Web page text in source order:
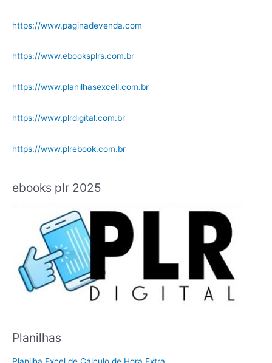
https://www.paginadevenda.com
https://www.ebooksplrs.com.br
https://www.planilhasexcell.com.br
https://www.plrdigital.com.br
https://www.plrebook.com.br
ebooks plr 2025
Planilhas
Planilha Excel de Cálculo de Hora Extra